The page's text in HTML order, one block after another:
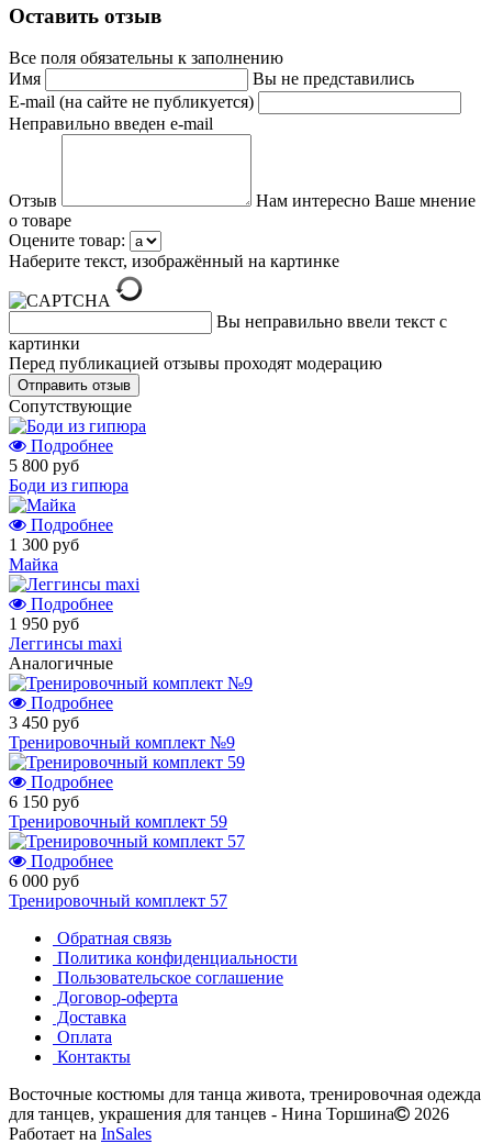
Оставить отзыв
Все поля обязательны к заполнению
Имя
Вы не представились
E-mail (на сайте не публикуется)
Неправильно введен e-mail
Отзыв
Нам интересно Ваше мнение
о товаре
Оцените товар:
Наберите текст, изображённый на картинке
Вы неправильно ввели текст с
картинки
Перед публикацией отзывы проходят модерацию
Cопутствующие
Подробнее
5 800 руб
Боди из гипюра
Подробнее
1 300 руб
Майка
Подробнее
1 950 руб
Леггинсы maxi
Аналогичные
Подробнее
3 450 руб
Тренировочный комплект №9
Подробнее
6 150 руб
Тренировочный комплект 59
Подробнее
6 000 руб
Тренировочный комплект 57
Обратная связь
Политика конфиденциальности
Пользовательское соглашение
Договор-оферта
Доставка
Оплата
Контакты
Восточные костюмы для танца живота, тренировочная одежда
для танцев, украшения для танцев - Нина Торшина
2026
Работает на InSales